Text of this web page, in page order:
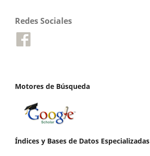
Redes Sociales
Motores de Búsqueda
Índices y Bases de Datos Especializadas